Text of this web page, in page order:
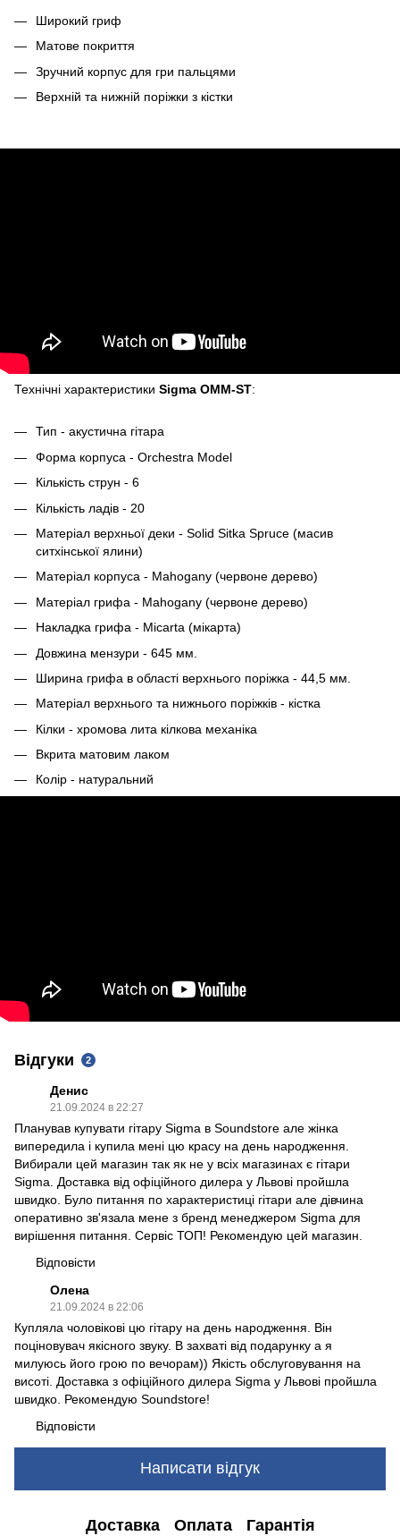
Широкий гриф
Матове покриття
Зручний корпус для гри пальцями
Верхній та нижній поріжки з кістки
Технічні характеристики Sigma OMM-ST:
Тип - акустична гітара
Форма корпуса - Orchestra Model
Кількість струн - 6
Кількість ладів - 20
Матеріал верхньої деки - Solid Sitka Spruce (масив
ситхінської ялини)
Матеріал корпуса - Mahogany (червоне дерево)
Матеріал грифа - Mahogany (червоне дерево)
Накладка грифа - Micarta (мікарта)
Довжина мензури - 645 мм.
Ширина грифа в області верхнього поріжка - 44,5 мм.
Матеріал верхнього та нижнього поріжків - кістка
Кілки - хромова лита кілкова механіка
Вкрита матовим лаком
Колір - натуральний
Відгуки 2
Денис
21.09.2024 в 22:27
Планував купувати гітару Sigma в Soundstore але жінка
випередила і купила мені цю красу на день народження.
Вибирали цей магазин так як не у всіх магазинах є гітари
Sigma. Доставка від офіційного дилера у Львові пройшла
швидко. Було питання по характеристиці гітари але дівчина
оперативно зв'язала мене з бренд менеджером Sigma для
вирішення питання. Сервіс ТОП! Рекомендую цей магазин.
Відповісти
Олена
21.09.2024 в 22:06
Купляла чоловікові цю гітару на день народження. Він
поціновувач якісного звуку. В захваті від подарунку а я
милуюсь його грою по вечорам)) Якість обслуговування на
висоті. Доставка з офіційного дилера Sigma у Львові пройшла
швидко. Рекомендую Soundstore!
Відповісти
Написати відгук
Доставка Оплата Гарантія